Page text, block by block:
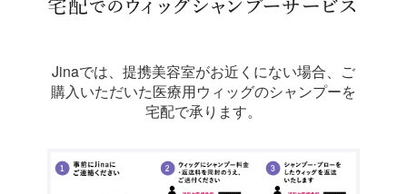
Jinaでは、提携美容室がお近くにない場合、ご
購入いただいた医療用ウィッグのシャンプーを
宅配で承ります。